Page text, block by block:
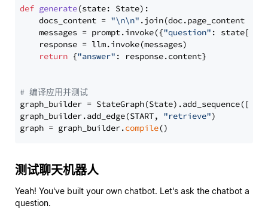
def generate(state: State):
    docs_content =
"\n\n" .join(doc.page_content
    messages = prompt.invoke({
"question" : state[
    response = llm.invoke(messages)
return {"answer" : response.content}
# 编译应用并测试
graph_builder =
graph_builder.add_edge(START, "retrieve")
graph = graph_builder.compile
测试聊天机器人
Yeah! You've built your own chatbot. Let's ask the chatbot a
question.